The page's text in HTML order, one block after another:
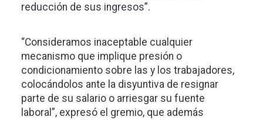
reducción de sus ingresos”.
“Consideramos inaceptable cualquier
mecanismo que implique presión o
condicionamiento sobre las y los trabajadores,
colocándolos ante la disyuntiva de resignar
parte de su salario o arriesgar su fuente
laboral”, expresó el gremio, que además